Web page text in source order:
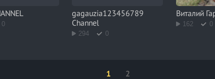
0
gagauzia123456789
Channel
294 0
Виталий
162 0
1 2